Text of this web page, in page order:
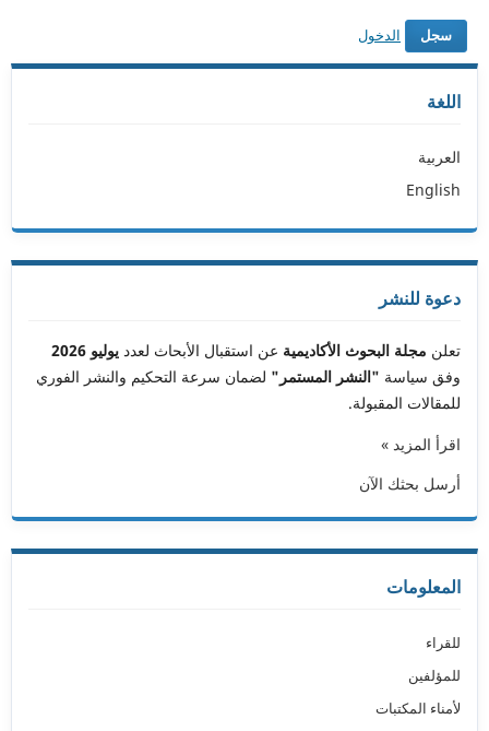
سجل الدخول
اللغة
العربية
English
دعوة للنشر
تعلن مجلة البحوث الأكاديمية عن استقبال الأبحاث لعدد يوليو 2026
وفق سياسة "النشر المستمر" لضمان سرعة التحكيم والنشر الفوري
للمقالات المقبولة.
اقرأ المزيد »
أرسل بحثك الآن
المعلومات
للقراء
للمؤلفين
لأمناء المكتبات